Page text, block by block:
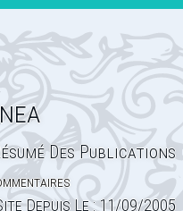
Des Publications
Depuis Le : 11/09/2005